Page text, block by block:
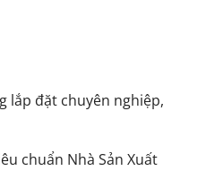
lắp đặt chuyên nghiệp,
chuẩn Nhà Sản Xuất